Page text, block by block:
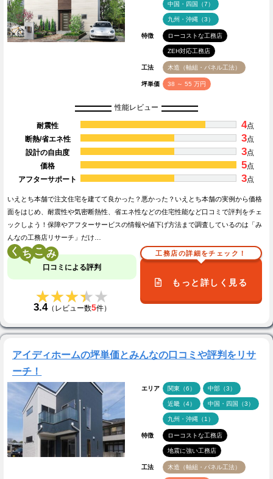
中国・四国（7）
九州・沖縄（3）
特徴 ローコストな工務店
ZEH対応工務店
工法 木造（軸組・パネル工法）
坪単価 38 ～ 55 万円
性能レビュー
耐震性 4点
断熱/省エネ性
3点
設計の自由度
3点
価格
5点
アフターサポート
3点
いえとち本舗で注文住宅を建てて良かった？悪かった？いえとち本舗の実例から価格
面をはじめ、耐震性や気密断熱性、省エネ性などの住宅性能など口コミで評判をチェ
ックしよう！保障やアフターサービスの情報や値下げ方法まで調査しているのは「み
んなの工務店リサーチ」だけ…
く こ
口コミによる評判
★★★★★
★★★★★
3.4（レビュー数5件）
工務店の詳細をチェック！
もっと詳しく見る
アイディホームの坪単価とみんなの口コミや評判をリサ
ーチ！
エリア 関東（6） 中部（3）
近畿（4） 中国・四国（3）
九州・沖縄（1）
特徴 ローコストな工務店
地震に強い工務店
工法 木造（軸組・パネル工法）